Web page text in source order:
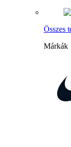
Összes
Márkák